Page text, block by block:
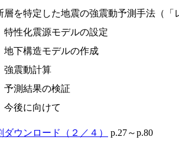
層を特定した地震の強震動予測手法（「
性化震源モデルの設定
下構造モデルの作成
震動計算
測結果の検証
ウンロード（２／４）
p.27～p.80